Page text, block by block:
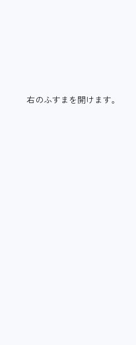
右のふすまを開けます。